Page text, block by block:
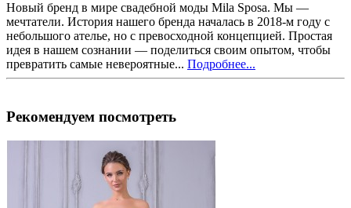
Новый бренд в мире свадебной моды Mila Sposa. Мы —
мечтатели. История нашего бренда началась в 2018-м году с
небольшого ателье, но с превосходной концепцией. Простая
идея в нашем сознании — поделиться своим опытом, чтобы
превратить самые невероятные... Подробнее...
Рекомендуем посмотреть